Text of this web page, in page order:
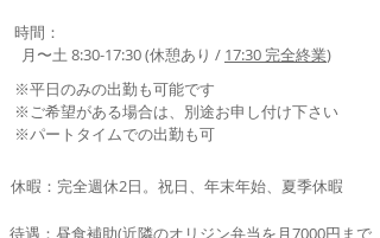
時間：
月〜土 8:30-17:30 (休憩あり / 17:30 完全終業)
※平日のみの出勤も可能です
※ご希望がある場合は、別途お申し付け下さい
※パートタイムでの出勤も可
休暇：完全週休2日。祝日、年末年始、夏季休暇
待遇：昼食補助(近隣のオリジン弁当を月7000円まで